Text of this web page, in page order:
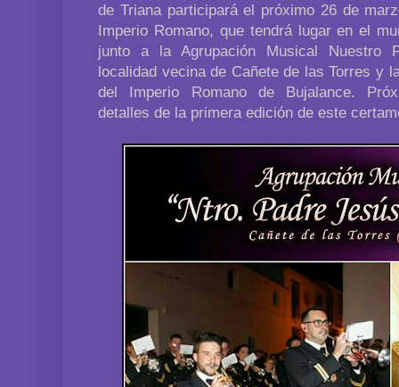
de Triana participará el próximo 26 de
Imperio Romano, que tendrá lugar en el
junto a la Agrupación Musical Nuestro
localidad vecina de Cañete de las Torres y
del Imperio Romano de Bujalance.
detalles de la primera edición de este